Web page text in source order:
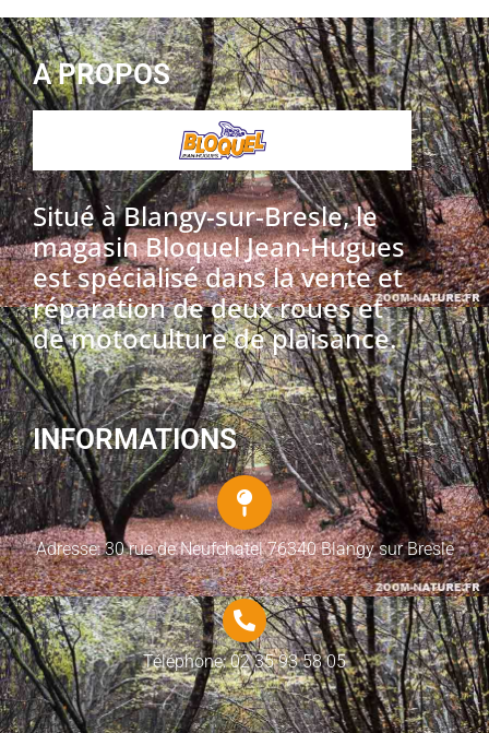
A PROPOS
Situé à Blangy-sur-Bresle, le
magasin Bloquel Jean-Hugues
est spécialisé dans la vente et
réparation de deux roues et
de motoculture de plaisance.
INFORMATIONS
Adresse: 30 rue de Neufchatel 76340 Blangy sur Bresle
Téléphone: 02 35 93 58 05